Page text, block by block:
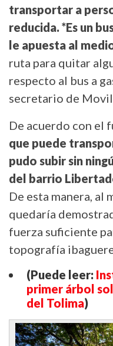
transportar a
reducida. *Es un
le apuesta al
ruta para quitar
respecto al bus a
secretario de
De acuerdo con el
que puede
pudo subir sin
del barrio
De esta manera, al
quedaría
fuerza suficiente
topografía
(Puede leer:
primer árbol
del Tolima)